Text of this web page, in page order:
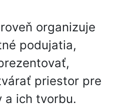
organizuje
podujatia,
priestor pre
a ich tvorbu.